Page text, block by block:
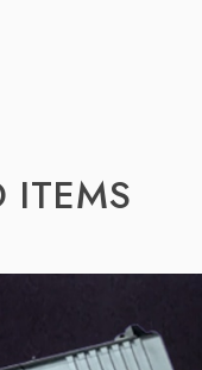
ITEMS